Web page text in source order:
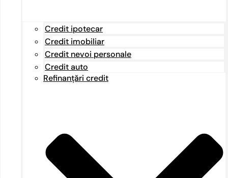
Credit ipotecar
Credit imobiliar
Credit nevoi personale
Credit auto
Refinanțări credit